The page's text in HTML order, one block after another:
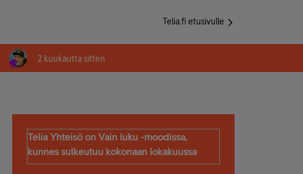
Telia.fi etusivulle
2 kuukautta sitten
Telia Yhteisö on Vain luku -moodissa,
kunnes sulkeutuu kokonaan lokakuussa